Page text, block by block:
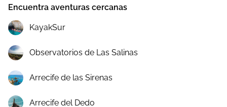
Encuentra aventuras cercanas
KayakSur
Observatorios de Las Salinas
Arrecife de las Sirenas
Arrecife del Dedo